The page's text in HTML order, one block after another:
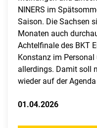
NINERS im
Saison. Die Sachsen
Monaten auch
Achtelfinale des BKT
Konstanz im
allerdings. Damit soll
wieder auf der
01.04.2026